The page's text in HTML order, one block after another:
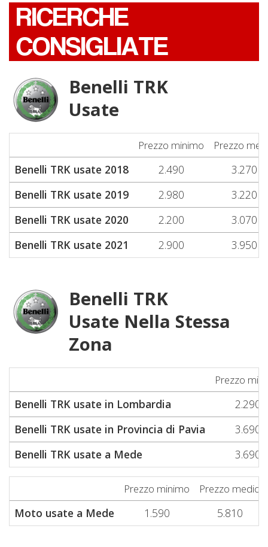
RICERCHE
CONSIGLIATE
Benelli TRK
Usate
Prezzo minimo Prezzo
Benelli TRK usate 2018 2.490
3.270
Benelli TRK usate 2019
2.980
3.220
Benelli TRK usate 2020
2.200
3.070
Benelli TRK usate 2021
2.900 3.950
Benelli TRK
Usate Nella Stessa
Zona
Prezzo
Benelli TRK usate in Lombardia
2.290
Benelli TRK usate in Provincia di Pavia
3.690
Benelli TRK usate a Mede
3.690
Prezzo minimo Prezzo medio
Moto usate a Mede 1.590 5.810